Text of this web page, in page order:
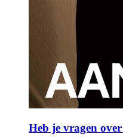
Heb je vragen